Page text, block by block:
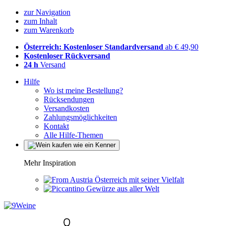
zur Navigation
zum Inhalt
zum Warenkorb
Österreich: Kostenloser Standardversand ab € 49,90
Kostenloser Rückversand
24 h Versand
Hilfe
Wo ist meine Bestellung?
Rücksendungen
Versandkosten
Zahlungsmöglichkeiten
Kontakt
Alle Hilfe-Themen
Mehr Inspiration
Österreich mit seiner Vielfalt
Gewürze aus aller Welt